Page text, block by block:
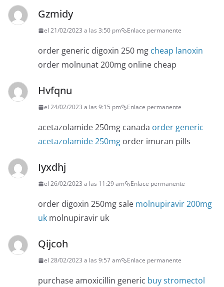
Gzmidy
el 21/02/2023 a las 3:50 pm Enlace permanente
order generic digoxin 250 mg cheap lanoxin
order molnunat 200mg online cheap
Hvfqnu
el 24/02/2023 a las 9:15 pm Enlace permanente
acetazolamide 250mg canada order generic
acetazolamide 250mg order imuran pills
Iyxdhj
el 26/02/2023 a las 11:29 am Enlace permanente
order digoxin 250mg sale molnupiravir 200mg
uk molnupiravir uk
Qijcoh
el 28/02/2023 a las 9:57 am Enlace permanente
purchase amoxicillin generic buy stromectol